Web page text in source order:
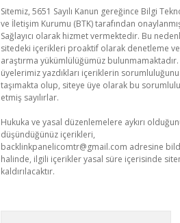
Sitemiz, 5651 Sayılı Kanun gereğince Bilgi
ve İletişim Kurumu (BTK) tarafından
Sağlayıcı olarak hizmet vermektedir. Bu
sitedeki içerikleri proaktif olarak denetleme
araştırma yükümlülüğümüz bulunmamaktadır.
üyelerimiz yazdıkları içeriklerin sorumluluğunu
taşımakta olup, siteye üye olarak bu
etmiş sayılırlar.
Hukuka ve yasal düzenlemelere aykırı
düşündüğünüz içerikleri,
backlinkpanelicomtr@gmail.com adresine
halinde, ilgili içerikler yasal süre içerisinde
kaldırılacaktır.